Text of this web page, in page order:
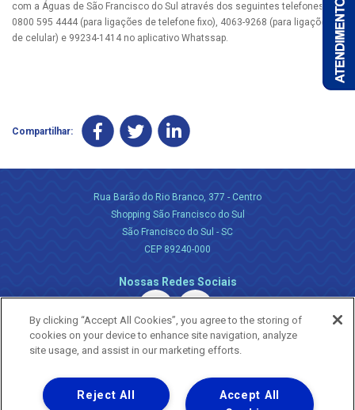
com a Águas de São Francisco do Sul através dos seguintes telefones:
0800 595 4444 (para ligações de telefone fixo), 4063-9268 (para ligações
de celular) e 99234-1414 no aplicativo Whatssap.
Compartilhar:
Rua Barão do Rio Branco, 377 - Centro
Shopping São Francisco do Sul
São Francisco do Sul - SC
CEP 89240-000
Nossas Redes Sociais
Uma empresa
By clicking “Accept All Cookies”, you agree to the storing of
cookies on your device to enhance site navigation, analyze
site usage, and assist in our marketing efforts.
Accept All
Reject All